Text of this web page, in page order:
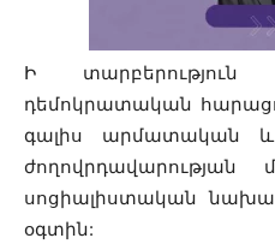
Ի տարբերություն
դեմոկրատական
գալիս արմատական և
ժողովրդավարության
սոցիալիստական
օգտին: